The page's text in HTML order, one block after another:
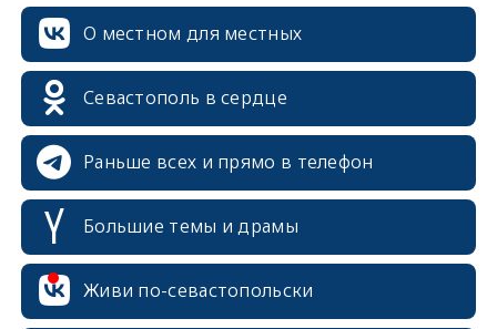
О местном для местных
Севастополь в сердце
Раньше всех и прямо в телефон
Большие темы и драмы
Живи по-севастопольски